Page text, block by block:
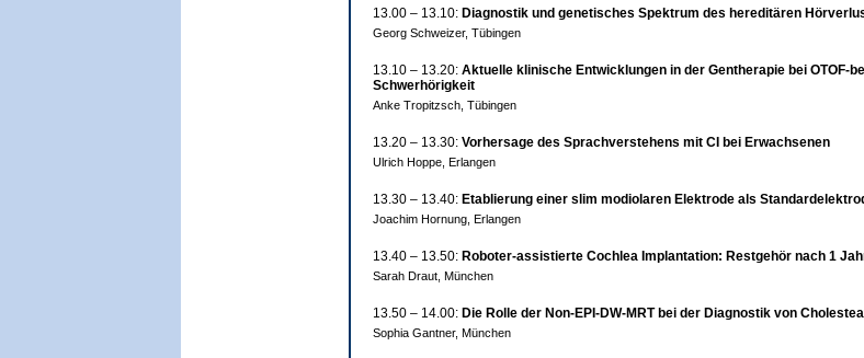
13.00 – 13.10: Diagnostik und genetisches Spektrum des hereditären
Georg Schweizer, Tübingen
13.10 – 13.20: Aktuelle klinische Entwicklungen in der Gentherapie bei OTOF-
Schwerhörigkeit
Anke Tropitzsch, Tübingen
13.20 – 13.30: Vorhersage des Sprachverstehens mit CI bei Erwachsenen
Ulrich Hoppe, Erlangen
13.30 – 13.40: Etablierung einer slim modiolaren Elektrode als
Joachim Hornung, Erlangen
13.40 – 13.50: Roboter-assistierte Cochlea Implantation: Restgehör nach 1
Sarah Draut, München
13.50 – 14.00: Die Rolle der Non-EPI-DW-MRT bei der Diagnostik von
Sophia Gantner, München